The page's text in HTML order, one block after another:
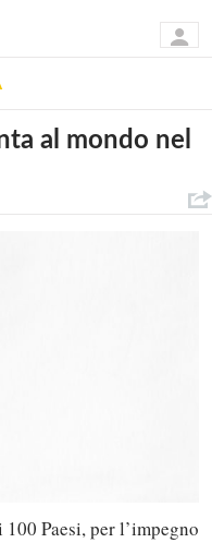
al mondo nel
Paesi, per l’impegno